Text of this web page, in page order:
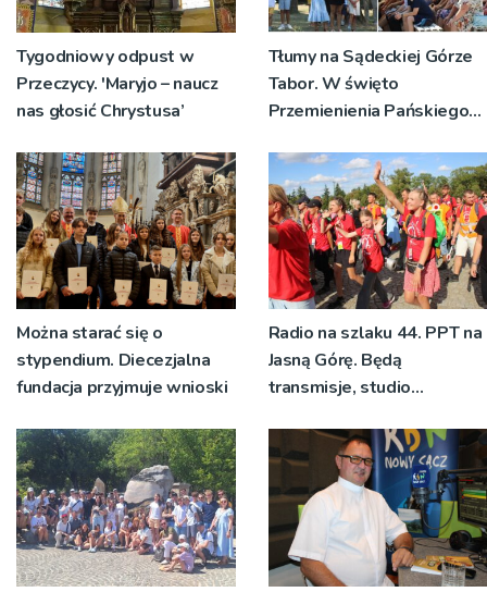
Tygodniowy odpust w
Przeczycy. 'Maryjo – naucz
nas głosić Chrystusa’
Tłumy na Sądeckiej Górze
Tabor. W święto
Przemienienia Pańskiego
znaczeniu Sakramentów
[ZDJĘCIA]
Można starać się o
stypendium. Diecezjalna
fundacja przyjmuje wnioski
Radio na szlaku 44. PPT na
Jasną Górę. Będą
transmisje, studio
pozdrowienia